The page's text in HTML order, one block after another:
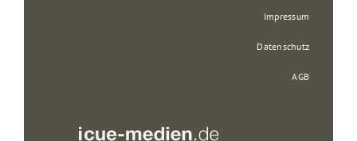
Impressum
Datenschutz
AGB